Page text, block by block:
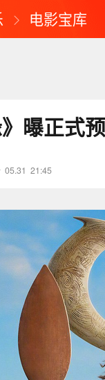
电影宝库
》曝正式
05.31 21:45